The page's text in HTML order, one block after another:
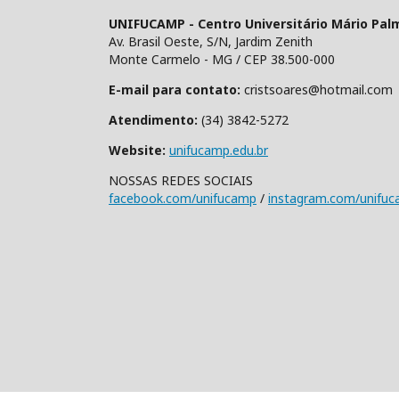
UNIFUCAMP - Centro Universitário Mário
Av. Brasil Oeste, S/N, Jardim Zenith
Monte Carmelo - MG / CEP 38.500-000
E-mail para contato: cristsoares@hotmail.com
Atendimento: (34) 3842-5272
Website: unifucamp.edu.br
NOSSAS REDES SOCIAIS
facebook.com/unifucamp / instagram.com/